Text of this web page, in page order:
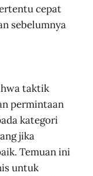
cepat
sebelumnya
taktik
permintaan
kategori
jika
Temuan ini
untuk